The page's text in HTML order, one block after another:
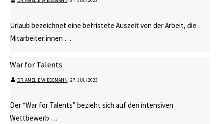
Urlaub bezeichnet eine befristete Auszeit von der Arbeit, die
Mitarbeiter:innen …
War for Talents
DR. AMELIE WIEDEMANN⋅ 27. JULI 2023
Der “War for Talents” bezieht sich auf den intensiven
Wettbewerb …